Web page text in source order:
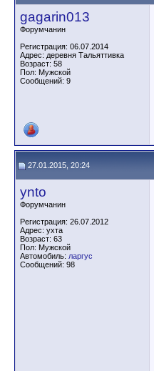
gagarin013
Форумчанин
Регистрация: 06.07.2014
Адрес: деревня Тальяттивка
Возраст: 58
Пол: Мужской
Сообщений: 9
27.01.2015, 20:24
ynto
Форумчанин
Регистрация: 26.07.2012
Адрес: ухта
Возраст: 63
Пол: Мужской
Автомобиль: ларгус
Сообщений: 98